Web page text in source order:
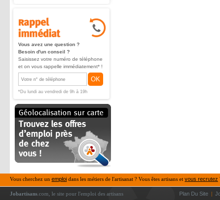
Vous avez une question ?
Besoin d'un conseil ?
Saisissez votre numéro de téléphone
et on vous rappelle immédiatement* !
OK
*Du lundi au vendredi de 9h à 19h
Vous cherchez un emploi dans les métiers de l'artisanat ? Vous êtes artisans et vous recrutez
Jobartisans .com, le site pour l'emploi des artisans Plan Du Site |